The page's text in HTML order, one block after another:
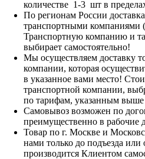
количестве 1-3 шт в
По регионам России
транспортными компаниями
Транспортную компанию и
выбирает самостоятельно!
Мы осуществляем доставку
компании, которая
в указанное вами место!
транспортной компании,
по тарифам, указанным выше
Самовывоз возможен по
преимущественно в рабочие
Товар по г. Москве и
нами только до подъезда
производится Клиентом